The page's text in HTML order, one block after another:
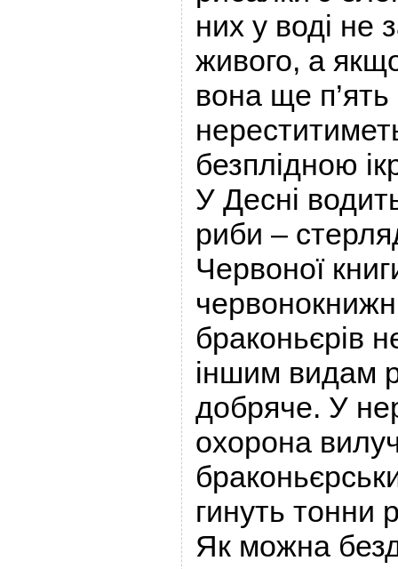
них у воді не
живого, а
вона ще п’ять
безплідною
У Десні
риби –
Червоної
браконьєрів
іншим видам
добряче. У
охорона
гинуть тонни
Як можна